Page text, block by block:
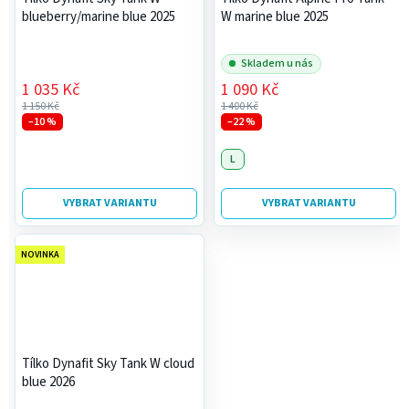
blueberry/marine blue 2025
1 150 Kč
1 035 Kč
–10 %
VYBRAT VARIANTU
W marine blue 2025
Skladem u nás
1 400 Kč
1 090 Kč
–22 %
VYBRAT VARIANTU
L
Tílko Dynafit Sky Tank W cloud
blue 2026
NOVINKA